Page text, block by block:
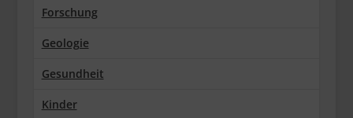
Forschung
Geologie
Gesundheit
Kinder